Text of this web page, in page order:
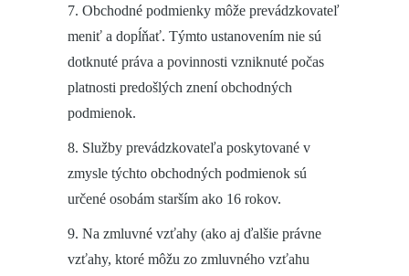
7. Obchodné podmienky môže prevádzkovateľ
meniť a dopĺňať. Týmto ustanovením nie sú
dotknuté práva a povinnosti vzniknuté počas
platnosti predošlých znení obchodných
podmienok.
8. Služby prevádzkovateľa poskytované v
zmysle týchto obchodných podmienok sú
určené osobám starším ako 16 rokov.
9. Na zmluvné vzťahy (ako aj ďalšie právne
vzťahy, ktoré môžu zo zmluvného vzťahu